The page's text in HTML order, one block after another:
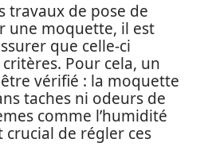
travaux de pose de
une moquette, il est
que celle-ci
Pour cela, un
vérifié : la moquette
taches ni odeurs de
comme l’humidité
crucial de régler ces